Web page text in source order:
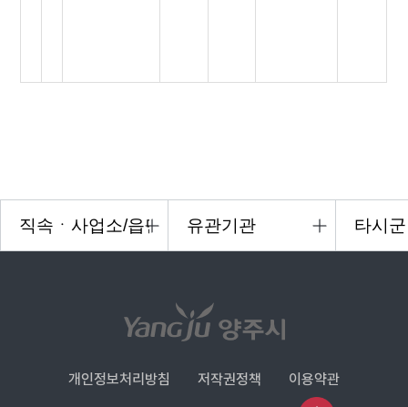
개인정보처리방침 저작권정책 이용약관